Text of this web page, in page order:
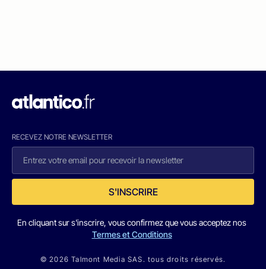
RECEVEZ NOTRE NEWSLETTER
S'INSCRIRE
En cliquant sur s'inscrire, vous confirmez que vous acceptez nos
Termes et Conditions
© 2026 Talmont Media SAS. tous droits réservés.